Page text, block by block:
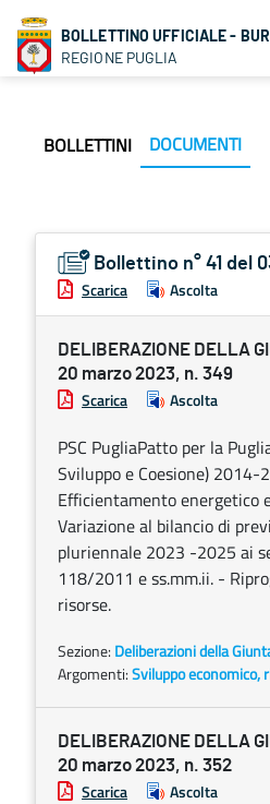
BOLLETTINO UFFICIALE -
REGIONE PUGLIA
BOLLETTINI DOCUMENTI
Bollettino n° 41 del
Scarica Ascolta
DELIBERAZIONE DELLA
20 marzo 2023, n. 349
Scarica Ascolta
PSC PugliaPatto per la
Sviluppo e Coesione)
Efficientamento energetico
Variazione al bilancio di
pluriennale 2023 -2025 ai
118/2011 e ss.mm.ii. -
risorse.
Sezione: Deliberazioni della
Argomenti:Sviluppo economico,
DELIBERAZIONE DELLA
20 marzo 2023, n. 352
Scarica Ascolta